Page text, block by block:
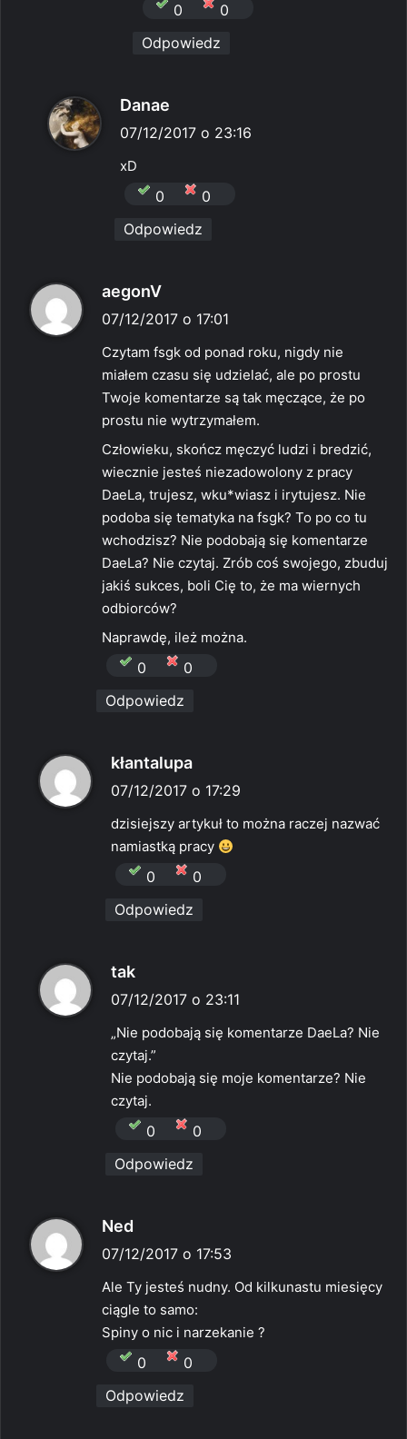
0
0
Odpowiedz
Danae
i
:
07/12/2017 o 23:16
xD
0
0
Odpowiedz
aegonV
i
z
e
:
07/12/2017 o 17:01
Czytam fsgk od ponad roku, nigdy nie
miałem czasu się udzielać, ale po prostu
Twoje komentarze są tak męczące, że po
prostu nie wytrzymałem.
Człowieku, skończ męczyć ludzi i bredzić,
wiecznie jesteś niezadowolony z pracy
DaeLa, trujesz, wku*wiasz i irytujesz. Nie
podoba się tematyka na fsgk? To po co tu
wchodzisz? Nie podobają się komentarze
DaeLa? Nie czytaj. Zrób coś swojego, zbuduj
jakiś sukces, boli Cię to, że ma wiernych
odbiorców?
Naprawdę, ileż można.
0
0
Odpowiedz
kłantalupa
i
07/12/2017 o 17:29
dzisiejszy artykuł to można raczej nazwać
namiastką pracy
0
0
Odpowiedz
tak
i
e
:
07/12/2017 o 23:11
„Nie podobają się komentarze DaeLa? Nie
czytaj.”
Nie podobają się moje komentarze? Nie
czytaj.
0
0
Odpowiedz
Ned
i
e
07/12/2017 o 17:53
Ale Ty jesteś nudny. Od kilkunastu miesięcy
ciągle to samo:
Spiny o nic i narzekanie ?
0
0
Odpowiedz